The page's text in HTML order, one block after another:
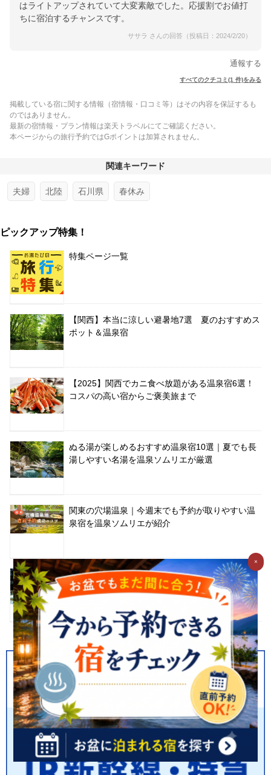
はライトアップされていて大変素敵でした。応援割でお値打
ちに宿泊するチャンスです。
ササラ さんの回答（投稿日：2024/2/20）
通報する
すべてのクチコミ(1 件)をみる
掲載している宿に関する情報（宿情報・口コミ等）はその内容を保証するも
のではありません。
最新の宿情報・プラン情報は楽天トラベルにてご確認ください。
本ページからの旅行予約ではGポイントは加算されません。
関連キーワード
夫婦 北陸 石川県 春休み
ピックアップ特集！
特集ページ一覧
【関西】本当に涼しい避暑地7選 夏のおすすめス
ポット＆温泉宿
【2025】関西でカニ食べ放題がある温泉宿6選！
コスパの高い宿からご褒美旅まで
ぬる湯が楽しめるおすすめ温泉宿10選｜夏でも長
湯しやすい名湯を温泉ソムリエが厳選
関東の穴場温泉｜今週末でも予約が取りやすい温
泉宿を温泉ソムリエが紹介
【関東】猛暑を忘れる！本当に涼しい厳選避暑地
TOP10
×